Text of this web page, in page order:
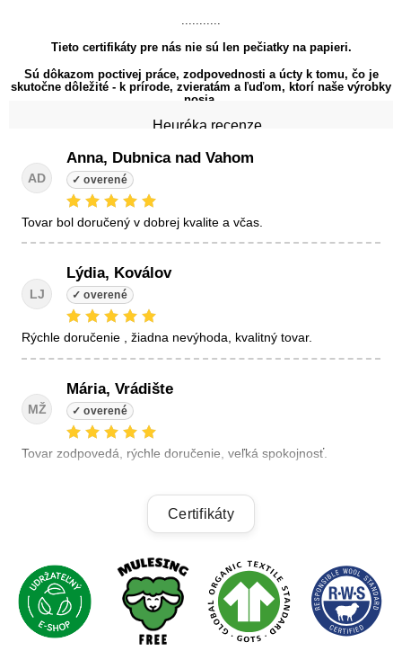
Heuréka recenze
AD
Anna, Dubnica nad Vahom
tovar bol doručený v dobrej kvalite a včas.
LJ
Lýdia, Koválov
Rýchle doručenie , žiadna nevýhoda, kvalitný tovar.
MŽ
Mária, Vrádište
Tovar zodpovedá, rýchle doručenie, veľká spokojnosť.
Linda, Veľký Krtíš
+ kvalitné výrobky, + výhodné ceny, +rýchle dodanie.
AB
Alzbeta, Zatin
Certifikáty
...........
Tieto certifikáty pre nás nie sú len pečiatky na papieri.
Sú dôkazom poctivej práce, zodpovednosti a úcty k tomu, čo je
skutočne dôležité - k prírode, zvieratám a ľuďom, ktorí naše výrobky
nosia.